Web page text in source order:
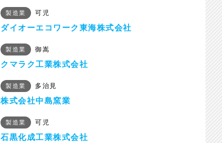
製造業 可児
ダイオーエコワーク東海株式会社
製造業 御嵩
クマラク工業株式会社
製造業 多治見
株式会社中島窯業
製造業 可児
石黒化成工業株式会社